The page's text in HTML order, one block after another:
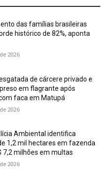
das famílias brasileiras
histórico de 82%, aponta
2026
de cárcere privado e
em flagrante após
faca em Matupá
2026
Ambiental identifica
1,2 mil hectares em fazenda
7,2 milhões em multas
2026